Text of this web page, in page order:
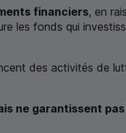
financiers, en
les fonds qui
des activités de
ne garantissent